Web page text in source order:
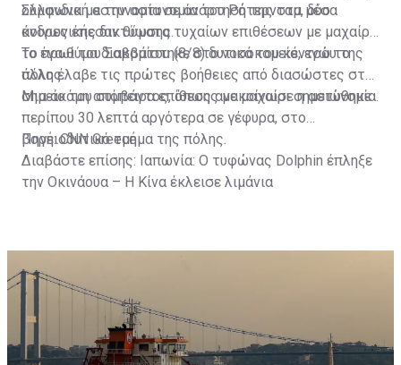
ολλανδική αστυνομία σε ανάρτησή της στα μέσα
κοινωνικής δικτύωσης.
Σύμφωνα με την αστυνομία του Ρότερνταμ, δύο
άνδρες έπεσαν θύματα τυχαίων επιθέσεων με μαχαίρι
το πρωί του Σαββάτου (8/8) δυτικά του κέντρου της
πόλης.
Το ένα θύμα διακομίστηκε στο νοσοκομείο, ενώ το
άλλο έλαβε τις πρώτες βοήθειες από διασώστες στο
σημείο του συμβάντος, όπως ανακοίνωσε η αστυνομία.
Μια ακόμη απόπειρα επίθεσης με μαχαίρι σημειώθηκε
περίπου 30 λεπτά αργότερα σε γέφυρα, στο
βορειοδυτικό τμήμα της πόλης.
Πηγή: CNN Greece
Διαβάστε επίσης: Ιαπωνία: Ο τυφώνας Dolphin έπληξε
την Οκινάουα – Η Κίνα έκλεισε λιμάνια